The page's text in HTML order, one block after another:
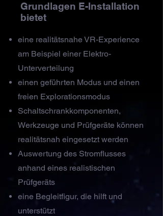
Grundlagen E-Installation
bietet
eine realitätsnahe VR-Experience
am Beispiel einer Elektro-
Unterverteilung
einen geführten Modus und einen
freien Explorationsmodus
Schaltschrankkomponenten,
Werkzeuge und Prüfgeräte können
realitätsnah eingesetzt werden
Auswertung des Stromflusses
anhand eines realistischen
Prüfgeräts
eine Begleitfigur, die hilft und
unterstützt